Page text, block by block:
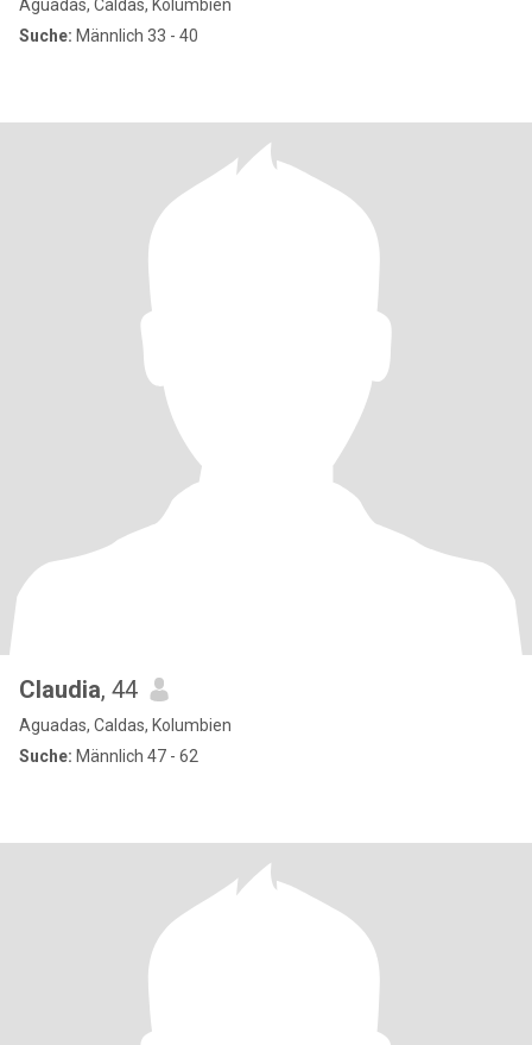
Aguadas, Caldas, Kolumbien
Suche: Männlich 33 - 40
Claudia, 44
Aguadas, Caldas, Kolumbien
Suche: Männlich 47 - 62